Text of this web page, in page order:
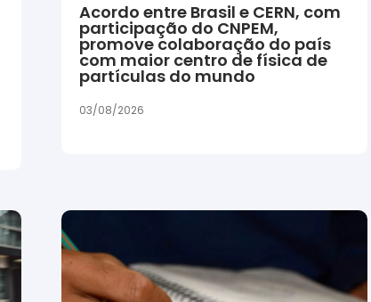
Acordo entre Brasil e CERN, com
participação do CNPEM,
promove colaboração do país
com maior centro de física de
partículas do mundo
03/08/2026